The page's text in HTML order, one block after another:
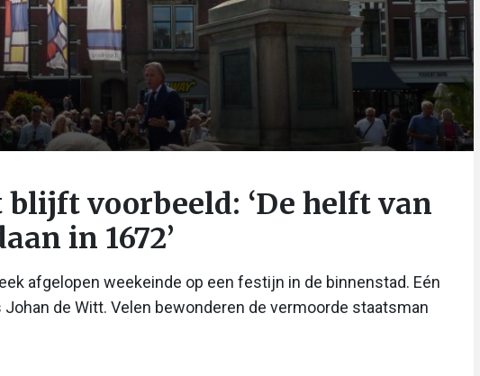
blijft voorbeeld: ‘De helft van
in 1672’
afgelopen weekeinde op een festijn in de binnenstad. Eén
de Witt. Velen bewonderen de vermoorde staatsman